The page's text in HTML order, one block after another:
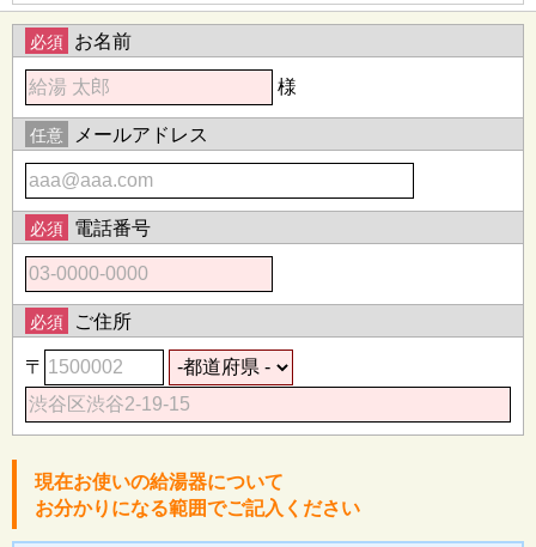
必須 お名前
様
任意 メールアドレス
必須 電話番号
必須 ご住所
〒
現在お使いの給湯器について
お分かりになる範囲でご記入ください